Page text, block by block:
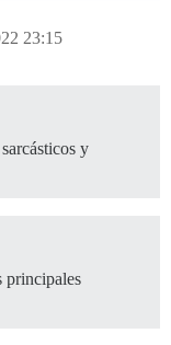
23:15
y
principales